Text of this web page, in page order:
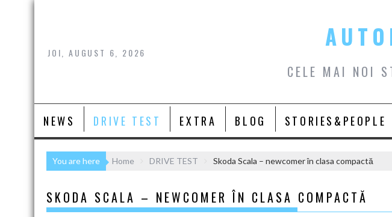
Skip
JOI, AUGUST 6, 2026
CELE MAI NOI
NEWS DRIVE TEST EXTRA BLOG STORIES&PEOPLE
You are here Home DRIVE TEST Skoda Scala – newcomer în clasa compactă
SKODA SCALA – NEWCOMER ÎN CLASA COMPACTĂ